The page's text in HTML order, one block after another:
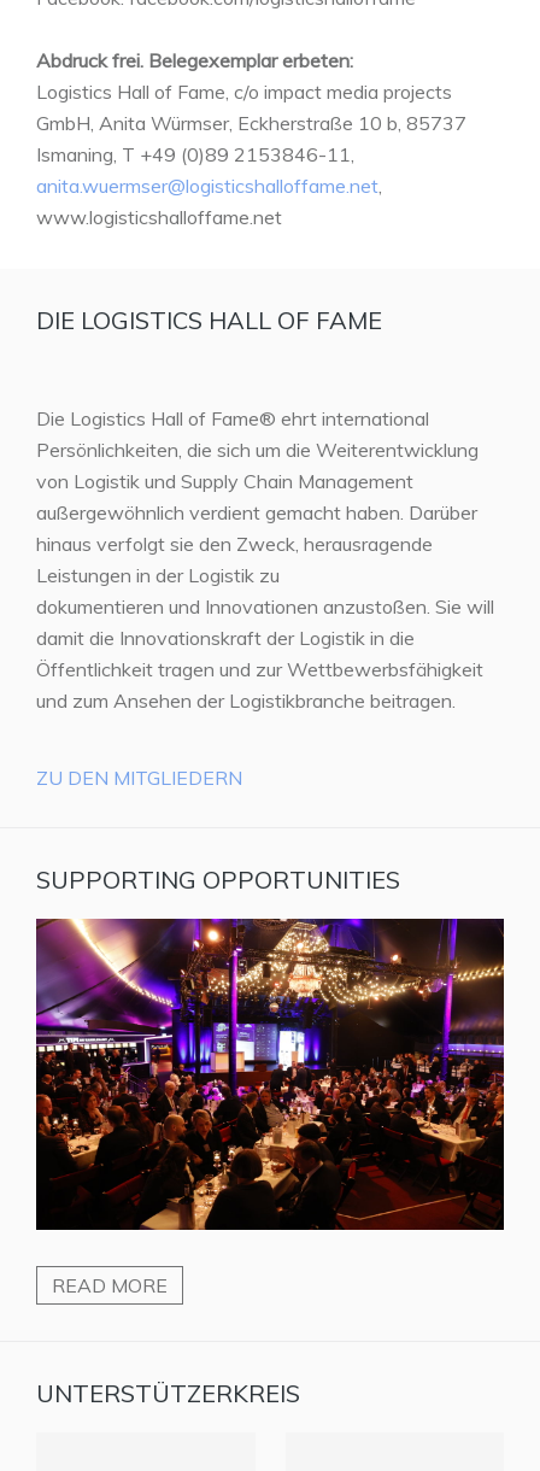
Abdruck frei. Belegexemplar erbeten:
Logistics Hall of Fame, c/o impact media projects
GmbH, Anita Würmser, Eckherstraße 10 b, 85737
Ismaning, T +49 (0)89 2153846-11,
anita.wuermser@logisticshalloffame.net
www.logisticshalloffame.net
DIE LOGISTICS HALL OF FAME
Die Logistics Hall of Fame® ehrt international
Persönlichkeiten, die sich um die Weiterentwicklung
von Logistik und Supply Chain Management
außergewöhnlich verdient gemacht haben. Darüber
hinaus verfolgt sie den Zweck, herausragende
Leistungen in der Logistik zu
dokumentieren und Innovationen anzustoßen. Sie will
damit die Innovationskraft der Logistik in die
Öffentlichkeit tragen und zur Wettbewerbsfähigkeit
und zum Ansehen der Logistikbranche beitragen.
ZU DEN MITGLIEDERN
SUPPORTING OPPORTUNITIES
READ MORE
UNTERSTÜTZERKREIS